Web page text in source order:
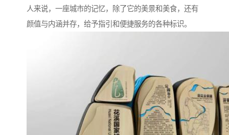
人来说，一座城市的记忆，除了它的美景和美食，还有
颜值与内涵并存，给予指引和便捷服务的各种标识。